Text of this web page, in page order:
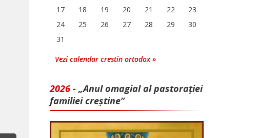
17
18 19 20 21 22
23
24
25 26 27 28 29
30
31
Vezi calendar crestin ortodox »
2026 - „Anul omagial al pastorației
familiei creștine”